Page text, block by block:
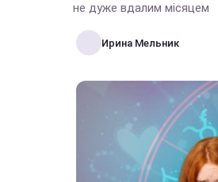
не дуже вдалим місяцем
Ирина Мельник